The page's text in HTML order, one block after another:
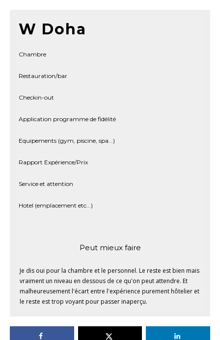
W Doha
Chambre
Restauration/bar
Checkin-out
Application programme de fidélité
Equipements (gym, piscine, spa...)
Rapport Expérience/Prix
Service et attention
Hotel (emplacement etc...)
Peut mieux faire
Je dis oui pour la chambre et le personnel. Le reste est bien mais
vraiment un niveau en dessous de ce qu'on peut attendre. Et
malheureusement l'écart entre l'expérience purement hôtelier et
le reste est trop voyant pour passer inaperçu.